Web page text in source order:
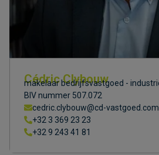
Cédric Clybouw
makelaar bedrijfsvastgoed -
BIV nummer 507.072
cedric.clybouw@cd-vastgoed.com
+32 3 369 23 23
+32 9 243 41 81